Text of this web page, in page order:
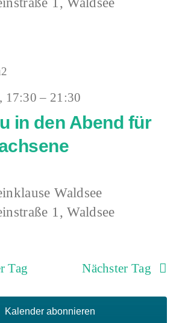
in den Abend für
17:30 – 21:30
Waldsee
1, Waldsee
Tag Nächster Tag
Kalender abonnieren